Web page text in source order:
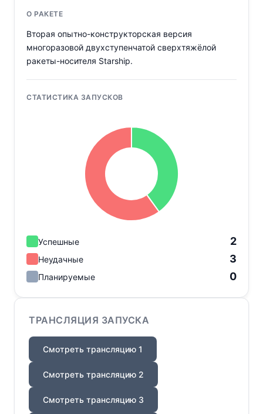
О РАКЕТЕ
Вторая опытно-конструкторская версия
многоразовой двухступенчатой сверхтяжёлой
ракеты-носителя Starship.
СТАТИСТИКА ЗАПУСКОВ
Успешные 2
Неудачные 3
Планируемые 0
ТРАНСЛЯЦИЯ ЗАПУСКА
Смотреть трансляцию 1
Смотреть трансляцию 2
Смотреть трансляцию 3